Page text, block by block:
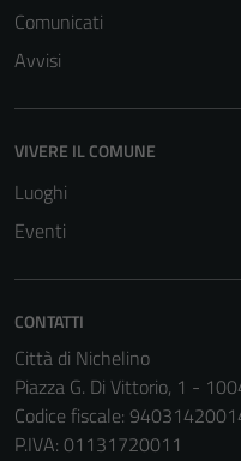
Comunicati
Avvisi
VIVERE IL COMUNE
Luoghi
Eventi
CONTATTI
Città di Nichelino
Piazza G. Di Vittorio, 1 -
Codice fiscale:
P.IVA: 01131720011